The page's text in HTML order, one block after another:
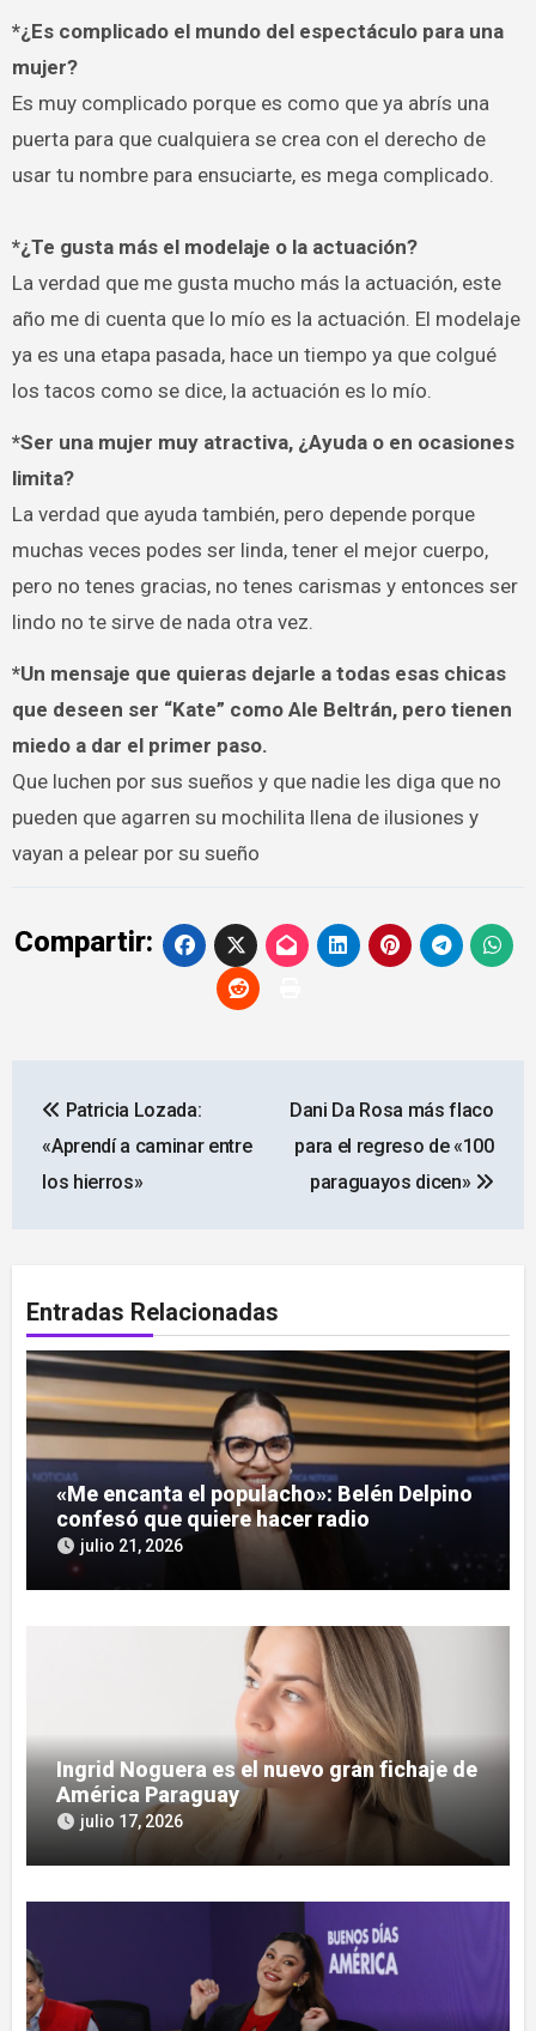
*¿Es complicado el mundo del espectáculo para una
mujer?
Es muy complicado porque es como que ya abrís una
puerta para que cualquiera se crea con el derecho de
usar tu nombre para ensuciarte, es mega complicado.
*¿Te gusta más el modelaje o la actuación?
La verdad que me gusta mucho más la actuación, este
año me di cuenta que lo mío es la actuación. El modelaje
ya es una etapa pasada, hace un tiempo ya que colgué
los tacos como se dice, la actuación es lo mío.
*Ser una mujer muy atractiva, ¿Ayuda o en ocasiones
limita?
La verdad que ayuda también, pero depende porque
muchas veces podes ser linda, tener el mejor cuerpo,
pero no tenes gracias, no tenes carismas y entonces ser
lindo no te sirve de nada otra vez.
*Un mensaje que quieras dejarle a todas esas chicas
que deseen ser “Kate” como Ale Beltrán, pero tienen
miedo a dar el primer paso.
Que luchen por sus sueños y que nadie les diga que no
pueden que agarren su mochilita llena de ilusiones y
vayan a pelear por su sueño
Compartir:
de
entradas
Patricia Lozada:
«Aprendí a caminar entre
los hierros»
Dani Da Rosa más flaco
para el regreso de «100
paraguayos dicen»
Entradas Relacionadas
«Me encanta el populacho»: Belén Delpino
confesó que quiere hacer radio
julio 21, 2026
Ingrid Noguera es el nuevo gran fichaje de
América Paraguay
julio 17, 2026